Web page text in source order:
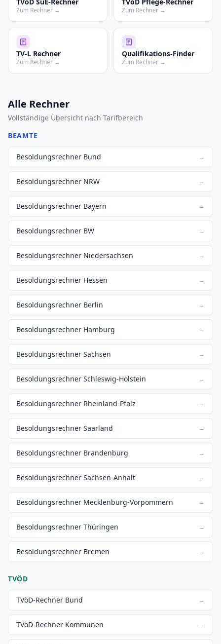
Zum Rechner → Zum Rechner →
TV-L Rechner
Zum Rechner →
Qualifikations-Finder
Zum Rechner →
Alle Rechner
Vollständige Übersicht nach Tarifbereich
BEAMTE
Besoldungsrechner Bund →
Besoldungsrechner NRW →
Besoldungsrechner Bayern →
Besoldungsrechner BW →
Besoldungsrechner Niedersachsen →
Besoldungsrechner Hessen →
Besoldungsrechner Berlin →
Besoldungsrechner Hamburg →
Besoldungsrechner Sachsen →
Besoldungsrechner Schleswig-Holstein →
Besoldungsrechner Rheinland-Pfalz →
Besoldungsrechner Saarland →
Besoldungsrechner Brandenburg →
Besoldungsrechner Sachsen-Anhalt →
Besoldungsrechner Mecklenburg-Vorpommern →
Besoldungsrechner Thüringen →
Besoldungsrechner Bremen →
TVÖD
TVöD-Rechner Bund →
TVöD-Rechner Kommunen →